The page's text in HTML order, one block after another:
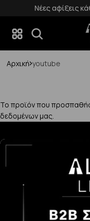
Νέες αφίξεις
Αρχική youtube
Το προϊόν που
δεδομένων μας.